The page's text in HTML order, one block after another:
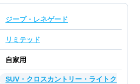
ジープ・レネゲード
リミテッド
自家用
SUV・クロスカントリー・ライトク